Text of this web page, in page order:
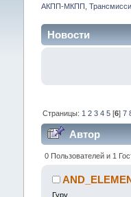
АКПП-МКПП,
Новости
Страницы: 1 2 3 4 5[6] 7
Автор
0 Пользователей и 1
Гуру